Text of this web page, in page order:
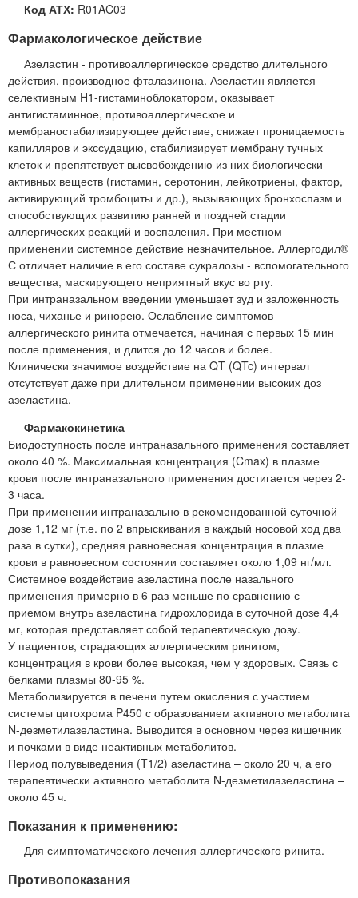
Код АТХ: R01AC03
Фармакологическое действие
Азеластин - противоаллергическое средство длительного
действия, производное фталазинона. Азеластин является
селективным H1-гистаминоблокатором, оказывает
антигистаминное, противоаллергическое и
мембраностабилизирующее действие, снижает проницаемость
капилляров и экссудацию, стабилизирует мембрану тучных
клеток и препятствует высвобождению из них биологически
активных веществ (гистамин, серотонин, лейкотриены, фактор,
активирующий тромбоциты и др.), вызывающих бронхоспазм и
способствующих развитию ранней и поздней стадии
аллергических реакций и воспаления. При местном
применении системное действие незначительное. Аллергодил®
С отличает наличие в его составе сукралозы - вспомогательного
вещества, маскирующего неприятный вкус во рту.
При интраназальном введении уменьшает зуд и заложенность
носа, чиханье и ринорею. Ослабление симптомов
аллергического ринита отмечается, начиная с первых 15 мин
после применения, и длится до 12 часов и более.
Клинически значимое воздействие на QT (QTc) интервал
отсутствует даже при длительном применении высоких доз
азеластина.
Фармакокинетика
Биодоступность после интраназального применения составляет
около 40 %. Максимальная концентрация (Cmax) в плазме
крови после интраназального применения достигается через 2-
3 часа.
При применении интраназально в рекомендованной суточной
дозе 1,12 мг (т.е. по 2 впрыскивания в каждый носовой ход два
раза в сутки), средняя равновесная концентрация в плазме
крови в равновесном состоянии составляет около 1,09 нг/мл.
Системное воздействие азеластина после назального
применения примерно в 6 раз меньше по сравнению с
приемом внутрь азеластина гидрохлорида в суточной дозе 4,4
мг, которая представляет собой терапевтическую дозу.
У пациентов, страдающих аллергическим ринитом,
концентрация в крови более высокая, чем у здоровых. Связь с
белками плазмы 80-95 %.
Метаболизируется в печени путем окисления с участием
системы цитохрома P450 с образованием активного метаболита
N-дезметилазеластина. Выводится в основном через кишечник
и почками в виде неактивных метаболитов.
Период полувыведения (T1/2) азеластина – около 20 ч, а его
терапевтически активного метаболита N-дезметилазеластина –
около 45 ч.
Показания к применению:
Для симптоматического лечения аллергического ринита.
Противопоказания